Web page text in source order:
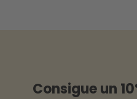
Consigue un